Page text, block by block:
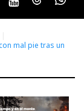
YoutubeThreads
mal pie tras un